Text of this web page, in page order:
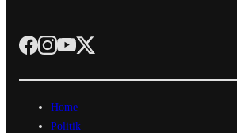
Home
Politik